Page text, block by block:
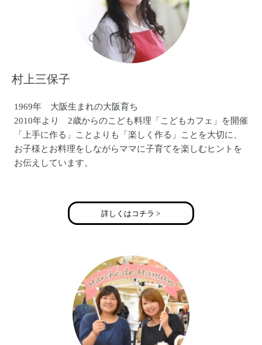
村上三保子
1969年 大阪生まれの大阪育ち
2010年より 2歳からのこども料理「こどもカフェ」を開催
「上手に作る」ことよりも「楽しく作る」ことを大切に、
お子様とお料理をしながらママに子育てを楽しむヒントを
お伝えしています。
ためのイライラガミガミ卒業講座」も別途開催。
子育ての楽しさをお伝えすることで「子どもを産みたくな
詳しくはコチラ >